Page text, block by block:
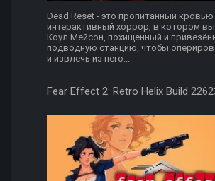
Dead Reset - это пропитанный кровью
интерактивный хоррор, в котором вы
Коул Мейсон, похищенный и
подводную станцию, чтобы
и извлечь из него...
Fear Effect 2: Retro Helix Build